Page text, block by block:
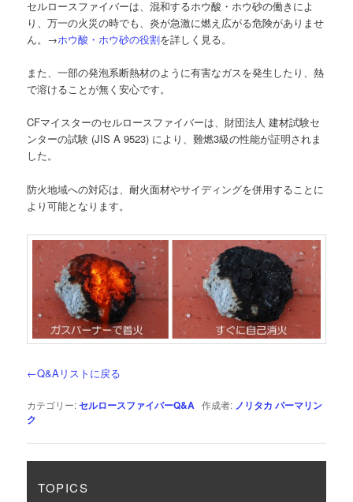
ン
セルロースファイバーは、混和するホウ酸・ホウ砂の働きによ
り、万一の火災の時でも、炎が急激に燃え広がる危険がありませ
ん。→ホウ酸・ホウ砂の役割を詳しく見る。
また、一部の発泡系断熱材のように有害なガスを発生したり、熱
で溶けることが無く安心です。
CFマイスターのセルロースファイバーは、財団法人 建材試験セ
ンターの試験 (JIS A 9523) により、難燃3級の性能が証明されま
した。
防火地域への対応は、耐火面材やサイディングを併用することに
より可能となります。
←Q&Aリストに戻る
カテゴリー:セルロースファイバーQ&A 作成者: ノリタカ パーマリン
ク
TOPICS